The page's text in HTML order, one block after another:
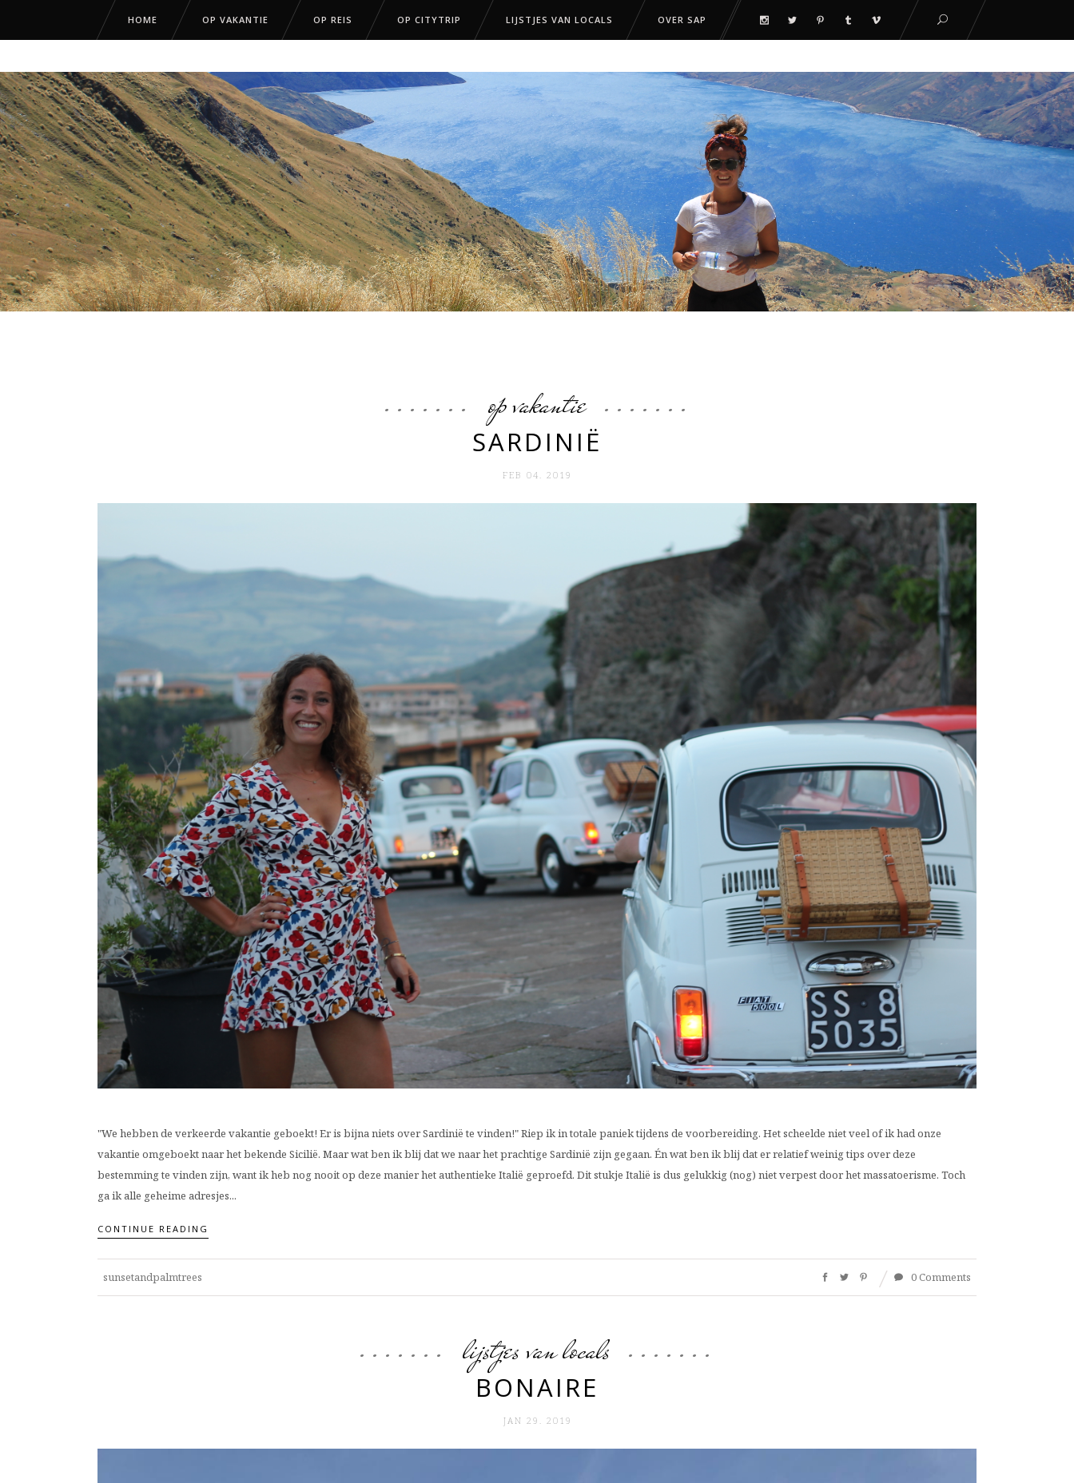
HOME OP VAKANTIE OP REIS OP CITYTRIP LIJSTJES VAN LOCALS OVER SAP
op vakantie
SARDINIË
FEB 04. 2019
"We hebben de verkeerde vakantie geboekt! Er is bijna niets over Sardinië te vinden!" Riep ik in totale paniek tijdens de voorbereiding. Het scheelde niet veel of ik had onze
vakantie omgeboekt naar het bekende Sicilië. Maar wat ben ik blij dat we naar het prachtige Sardinië zijn gegaan. Én wat ben ik blij dat er relatief weinig tips over deze
bestemming te vinden zijn, want ik heb nog nooit op deze manier het authentieke Italië geproefd. Dit stukje Italië is dus gelukkig (nog) niet verpest door het massatoerisme. Toch
ga ik alle geheime adresjes...
CONTINUE READING
sunsetandpalmtrees 0 Comments
lijstjes van locals
BONAIRE
JAN 29. 2019